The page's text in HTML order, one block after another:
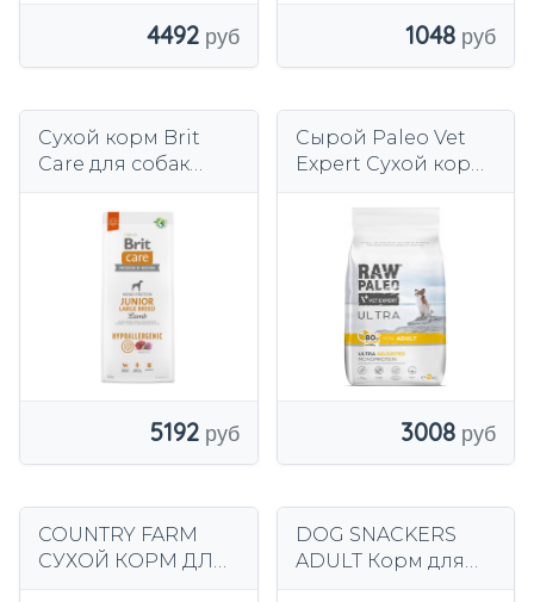
4492 1048
Сухой корм Brit
Care для собак
Юниор крупной
породы, 12 кг
5192
Сырой Paleo Vet
Expert Сухой корм
3008
COUNTRY FARM
СУХОЙ КОРМ ДЛЯ
DOG SNACKERS
ADULT Корм ​​для